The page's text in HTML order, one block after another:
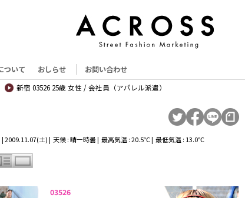
ついて おしらせ お問い合わせ
新宿 03526 25歳 女性 / 会社員（アパレル派遣）
| 2009.11.07(土) | 天候 : 晴一時曇 | 最高気温 : 20.5℃ | 最低気温 : 13.0℃
03526